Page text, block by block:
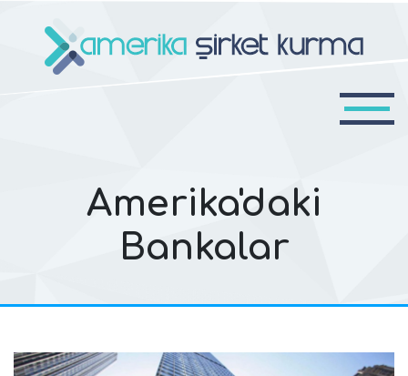
Amerika'daki
Bankalar